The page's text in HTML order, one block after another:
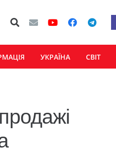
УКРАЇНА СВІТ